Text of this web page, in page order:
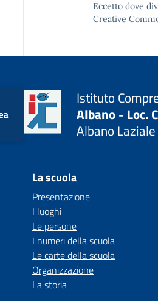
Eccetto dove
Creative
Istituto
Albano - Loc.
Albano
La scuola
Presentazione
I luoghi
Le persone
I numeri della scuola
Le carte della scuola
Organizzazione
La storia